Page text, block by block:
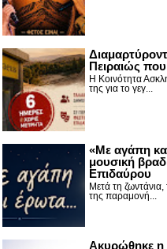
Πειραιώς
Η Κοινότητα
της για το γεγ...
«Με αγάπη
μουσική
Επιδαύρου
Μετά τη
της παραμονή...
Ακυρώθηκε η